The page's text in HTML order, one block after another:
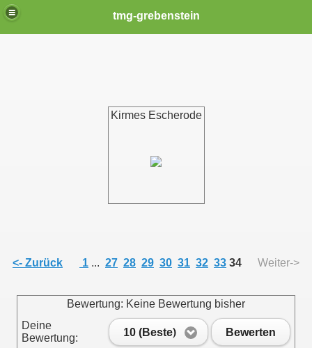
tmg-grebenstein
Kirmes Escherode
<- Zurück 1 ... 27 28 29 30 31 32 33 34 Weiter->
Bewertung: Keine Bewertung bisher
Deine
Bewertung:
10 (Beste) Bewerten